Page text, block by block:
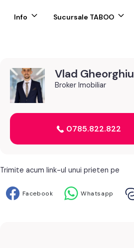
Info Sucursale TABOO
Vlad Gheorghiu
Broker Imobiliar
0785.822.822
Trimite acum link-ul unui prieten pe
Facebook Whatsapp